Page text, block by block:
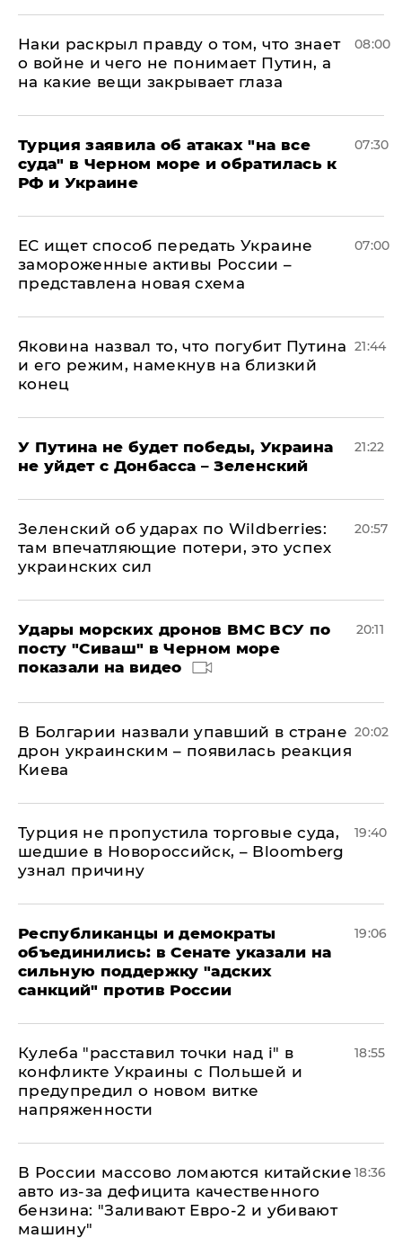
Наки раскрыл правду о том, что знает
о войне и чего не понимает Путин, а
на какие вещи закрывает глаза
08:00
Турция заявила об атаках "на все
суда" в Черном море и обратилась к
РФ и Украине
07:30
ЕС ищет способ передать Украине
замороженные активы России –
представлена новая схема
07:00
Яковина назвал то, что погубит Путина
и его режим, намекнув на близкий
конец
21:44
У Путина не будет победы, Украина
не уйдет с Донбасса – Зеленский
21:22
Зеленский об ударах по Wildberries:
там впечатляющие потери, это успех
украинских сил
20:57
Удары морских дронов ВМС ВСУ по
посту "Сиваш" в Черном море
показали на видео
20:11
В Болгарии назвали упавший в стране
дрон украинским – появилась реакция
Киева
20:02
Турция не пропустила торговые суда,
шедшие в Новороссийск, – Bloomberg
узнал причину
19:40
Республиканцы и демократы
объединились: в Сенате указали на
сильную поддержку "адских
санкций" против России
19:06
Кулеба "расставил точки над і" в
конфликте Украины с Польшей и
предупредил о новом витке
напряженности
18:55
В России массово ломаются китайские
авто из-за дефицита качественного
бензина: "Заливают Евро-2 и убивают
машину"
18:36